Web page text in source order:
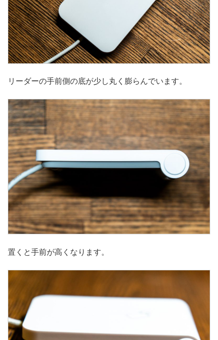
リーダーの手前側の底が少し丸く膨らんでいます。
置くと手前が高くなります。